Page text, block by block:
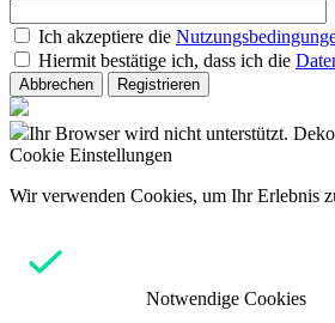
Ich akzeptiere die
Hiermit bestätige ich, dass ich die
Abbrechen Registrieren
Ihr Browser wird nicht unterstützt.
Cookie Einstellungen
Wir verwenden Cookies, um Ihr Erlebnis
Notwendige Cookies